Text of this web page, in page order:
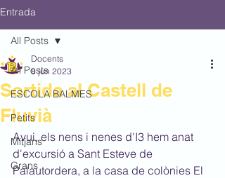
Entrada
All Posts
ESCOLA BALMES
Petits
Mitjans
Grans
All Posts
Sortida al Castell de
Fluvià
Docents
8 jun 2023
Avui, els nens i nenes d'I3 hem anat
d'excursió a Sant Esteve de
Palautordera, a la casa de colònies El